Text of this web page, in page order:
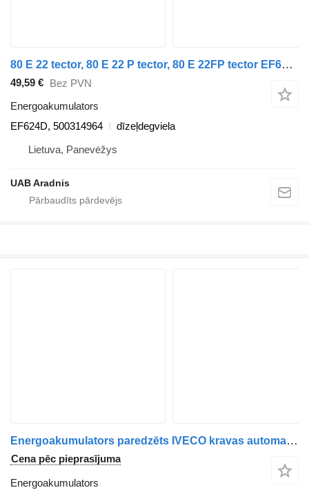
80 E 22 tector, 80 E 22 P tector, 80 E 22FP tector EF624D energoakumulators paredzēts IVECO EuroCargo I-III kravas automašīnas
49,59 €
Bez PVN
Energoakumulators
EF624D, 500314964
dīzeļdegviela
Lietuva, Panevėžys
UAB Aradnis
Energoakumulators paredzēts IVECO kravas automašīnas
Cena pēc pieprasījuma
Energoakumulators